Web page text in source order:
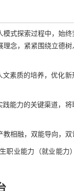
式探索过程中，始
念，紧紧围绕立德
素质的培养，优化
能力的关键渠道，
相融，双能导向，双
职业能力（就业能